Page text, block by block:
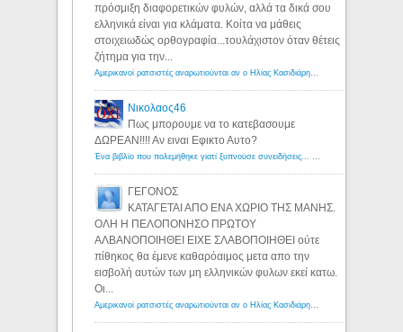
πρόσμιξη διαφορετικών φυλών, αλλά τα δικά σου
ελληνικά είναι για κλάματα. Κοίτα να μάθεις
στοιχειωδώς ορθογραφία...τουλάχιστον όταν θέτεις
ζήτημα για την...
Αμερικανοί ρατσιστές αναρωτιούνται αν ο Ηλίας Κασιδιάρης ανήκει στη λευκή φυλή... - Λόγιος Ερμής
Νικολαος46
Πως μπορουμε να το κατεβασουμε
ΔΩΡΕΑΝ!!!! Αν ειναι Εφικτο Αυτο?
Ένα βιβλίο που πολεμήθηκε γιατί ξυπνούσε συνειδήσεις... - Λόγιος Ερμής | Η γνώση ξεκινάει με την αναζήτηση...
ΓΕΓΟΝΟΣ
ΚΑΤΑΓΕΤΑΙ ΑΠΟ ΕΝΑ ΧΩΡΙΟ ΤΗΣ ΜΑΝΗΣ.
ΟΛΗ Η ΠΕΛΟΠΟΝΗΣΟ ΠΡΩΤΟΥ
ΑΛΒΑΝΟΠΟΙΗΘΕΙ ΕΙΧΕ ΣΛΑΒΟΠΟΙΗΘΕΙ ούτε
πίθηκος θα έμενε καθαρόαιμος μετα απο την
εισβολή αυτών των μη ελληνικών φυλων εκεί κατω.
Οι...
Αμερικανοί ρατσιστές αναρωτιούνται αν ο Ηλίας Κασιδιάρης ανήκει στη λευκή φυλή... - Λόγιος Ερμής